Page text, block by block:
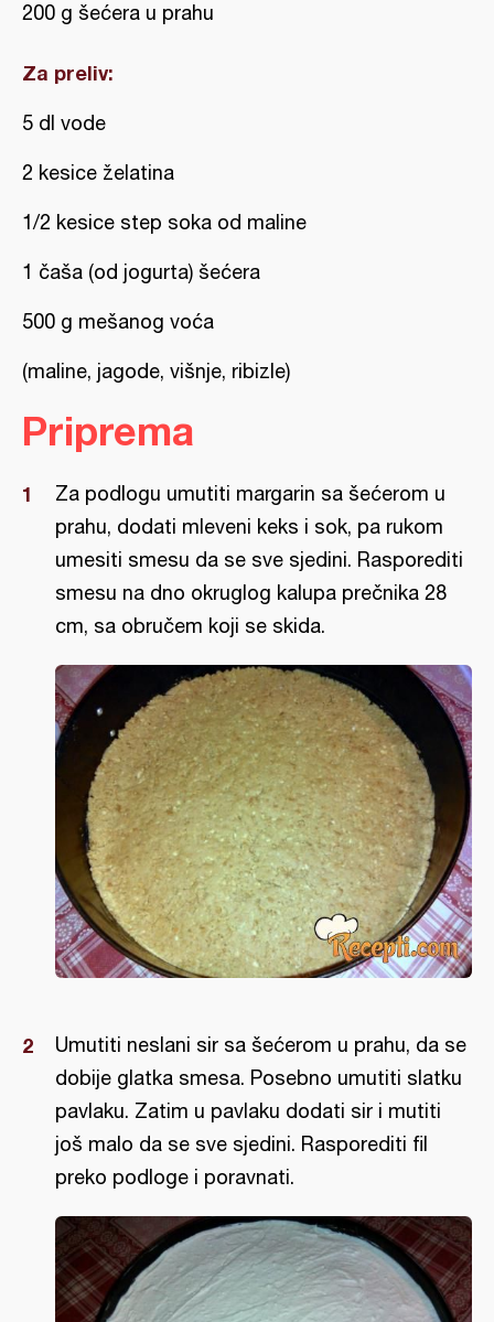
200 g šećera u prahu
Za preliv:
5 dl vode
2 kesice želatina
1/2 kesice step soka od maline
1 čaša (od jogurta) šećera
500 g mešanog voća
(maline, jagode, višnje, ribizle)
Priprema
Za podlogu umutiti margarin sa šećerom u
prahu, dodati mleveni keks i sok, pa rukom
umesiti smesu da se sve sjedini. Rasporediti
smesu na dno okruglog kalupa prečnika 28
cm, sa obručem koji se skida.
Umutiti neslani sir sa šećerom u prahu, da se
dobije glatka smesa. Posebno umutiti slatku
pavlaku. Zatim u pavlaku dodati sir i mutiti
još malo da se sve sjedini. Rasporediti fil
preko podloge i poravnati.